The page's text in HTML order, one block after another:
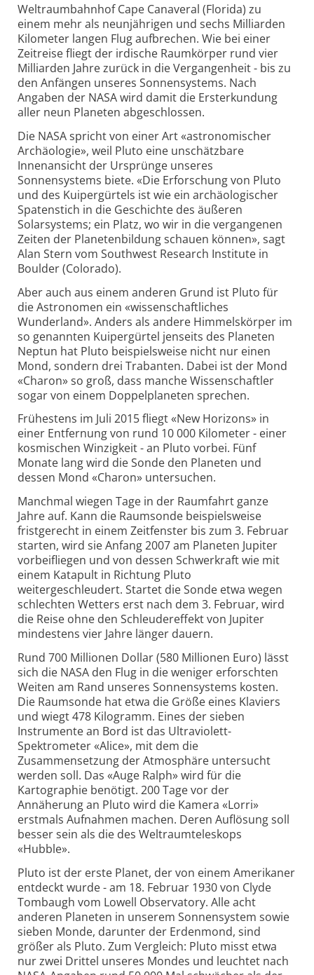
Weltraumbahnhof Cape Canaveral (Florida) zu
einem mehr als neunjährigen und sechs Milliarden
Kilometer langen Flug aufbrechen. Wie bei einer
Zeitreise fliegt der irdische Raumkörper rund vier
Milliarden Jahre zurück in die Vergangenheit - bis zu
den Anfängen unseres Sonnensystems. Nach
Angaben der NASA wird damit die Ersterkundung
aller neun Planeten abgeschlossen.
Die NASA spricht von einer Art «astronomischer
Archäologie», weil Pluto eine unschätzbare
Innenansicht der Ursprünge unseres
Sonnensystems biete. «Die Erforschung von Pluto
und des Kuipergürtels ist wie ein archäologischer
Spatenstich in die Geschichte des äußeren
Solarsystems; ein Platz, wo wir in die vergangenen
Zeiten der Planetenbildung schauen können», sagt
Alan Stern vom Southwest Research Institute in
Boulder (Colorado).
Aber auch aus einem anderen Grund ist Pluto für
die Astronomen ein «wissenschaftliches
Wunderland». Anders als andere Himmelskörper im
so genannten Kuipergürtel jenseits des Planeten
Neptun hat Pluto beispielsweise nicht nur einen
Mond, sondern drei Trabanten. Dabei ist der Mond
«Charon» so groß, dass manche Wissenschaftler
sogar von einem Doppelplaneten sprechen.
Frühestens im Juli 2015 fliegt «New Horizons» in
einer Entfernung von rund 10 000 Kilometer - einer
kosmischen Winzigkeit - an Pluto vorbei. Fünf
Monate lang wird die Sonde den Planeten und
dessen Mond «Charon» untersuchen.
Manchmal wiegen Tage in der Raumfahrt ganze
Jahre auf. Kann die Raumsonde beispielsweise
fristgerecht in einem Zeitfenster bis zum 3. Februar
starten, wird sie Anfang 2007 am Planeten Jupiter
vorbeifliegen und von dessen Schwerkraft wie mit
einem Katapult in Richtung Pluto
weitergeschleudert. Startet die Sonde etwa wegen
schlechten Wetters erst nach dem 3. Februar, wird
die Reise ohne den Schleudereffekt von Jupiter
mindestens vier Jahre länger dauern.
Rund 700 Millionen Dollar (580 Millionen Euro) lässt
sich die NASA den Flug in die weniger erforschten
Weiten am Rand unseres Sonnensystems kosten.
Die Raumsonde hat etwa die Größe eines Klaviers
und wiegt 478 Kilogramm. Eines der sieben
Instrumente an Bord ist das Ultraviolett-
Spektrometer «Alice», mit dem die
Zusammensetzung der Atmosphäre untersucht
werden soll. Das «Auge Ralph» wird für die
Kartographie benötigt. 200 Tage vor der
Annäherung an Pluto wird die Kamera «Lorri»
erstmals Aufnahmen machen. Deren Auflösung soll
besser sein als die des Weltraumteleskops
«Hubble».
Pluto ist der erste Planet, der von einem Amerikaner
entdeckt wurde - am 18. Februar 1930 von Clyde
Tombaugh vom Lowell Observatory. Alle acht
anderen Planeten in unserem Sonnensystem sowie
sieben Monde, darunter der Erdenmond, sind
größer als Pluto. Zum Vergleich: Pluto misst etwa
nur zwei Drittel unseres Mondes und leuchtet nach